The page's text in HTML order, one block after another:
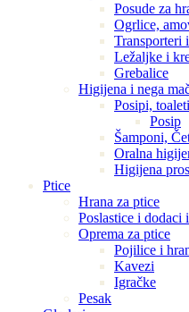
Posude za
Ogrlice,
Transporteri
Ležaljke i
Grebalice
Higijena i nega
Posipi,
Posip
Šamponi,
Oralna
Higijena
Ptice
Hrana za ptice
Poslastice i dodaci
Oprema za ptice
Pojilice i
Kavezi
Igračke
Pesak